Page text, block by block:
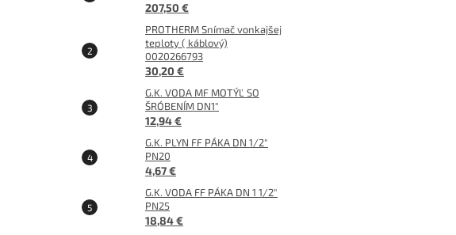
207,50 €
PROTHERM Snímač vonkajšej
teploty ( káblový)
0020266793
30,20 €
G.K. VODA MF MOTÝĽ SO
ŠRÓBENÍM DN1"
12,94 €
G.K. PLYN FF PÁKA DN 1/2"
PN20
4,67 €
G.K. VODA FF PÁKA DN 1 1/2"
PN25
18,84 €